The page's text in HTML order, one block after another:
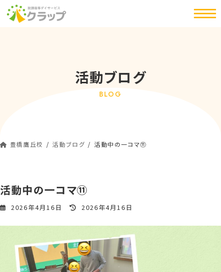
ン
ビ
活動ブログ
BLOG
豊橋鷹丘校 活動ブログ 活動中の一コマ⑪
活動中の一コマ⑪
2026年4月16日
最
更
日
時
:
2026年4月16日